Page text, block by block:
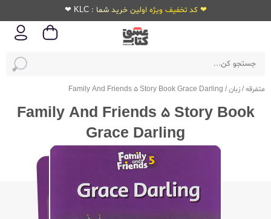
❤ کد تخفیف ویژه اولین خرید شما : KLC ❤
متفرقه/زبان/
Family And Friends 5 Story Book Grace Darling
Family And Friends 5 Story Book
Grace Darling